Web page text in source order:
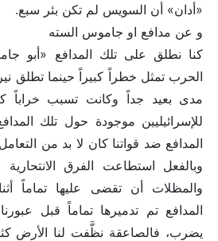
«أدان» أن السويس لم تكن بئر سبع.
و عن مدافع او جاموس السته
كنا نطلق على تلك المدافع «أبو
الحرب تمثل خطراً كبيراً حينما تطلق
مدى بعيد جداً وكانت تسبب خراباً
للإسرائيليين موجودة حول تلك
المدافع ضد قواتنا كان لا بد من
والمظلات أن تقضى عليها تماماً
المدافع تم تدميرها تماماً قبل
يضرب، فالصاعقة نظَّفت لنا الأرض